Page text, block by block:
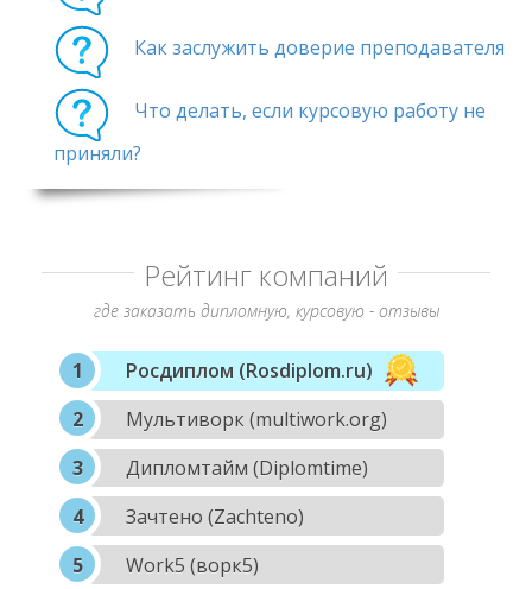
Как заслужить доверие преподавателя
Что делать, если курсовую работу не
приняли?
Рейтинг компаний
где заказать дипломную, курсовую - отзывы
Росдиплом (Rosdiplom.ru)
Мультиворк (multiwork.org)
Дипломтайм (Diplomtime)
Зачтено (Zachteno)
Work5 (ворк5)